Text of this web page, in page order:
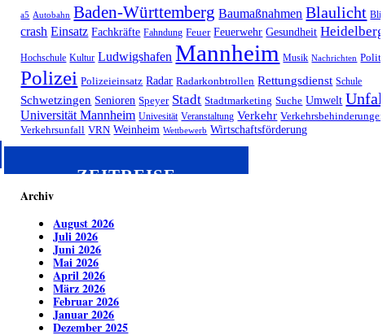
a5 Autobahn Baden-Württemberg Baumaßnahmen Blaulicht
crash Einsatz Fachkräfte Fahndung Feuer Feuerwehr Gesundheit Heidelberg
Hochschule Kultur Ludwigshafen Mannheim Musik Nachrichten
Polizei Polizeieinsatz Radar Radarkonbtrollen Rettungsdienst Schule
Schwetzingen Senioren Speyer Stadt Stadtmarketing Suche Umwelt
Universität Mannheim Univesität Veranstaltung Verkehr Verkehrsbehinderungen
Verkehrsunfall VRN Weinheim Wettbewerb Wirtschaftsförderung
ZEITREISE
Archiv
August 2026
Juli 2026
Juni 2026
Mai 2026
April 2026
März 2026
Februar 2026
Januar 2026
Dezember 2025